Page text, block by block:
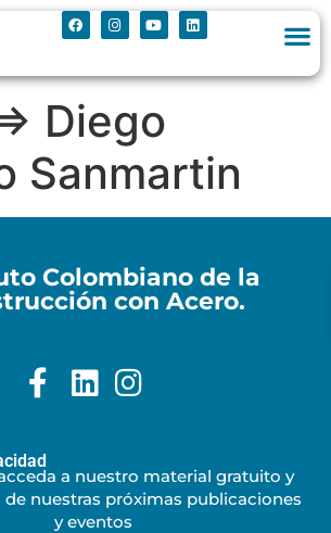
Diego
Sanmartin
Colombiano de la
con Acero.
a nuestro material gratuito y
nuestras próximas publicaciones
y eventos